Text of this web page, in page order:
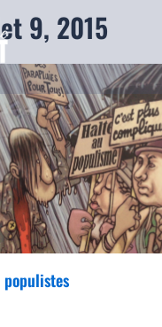
9, 2015
populistes